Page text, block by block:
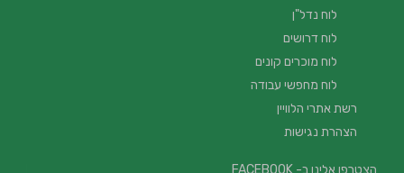
לוח נדל"ן
לוח דרושים
לוח מוכרים קונים
לוח מחפשי עבודה
רשת אתרי הלוויין
הצהרת נגישות